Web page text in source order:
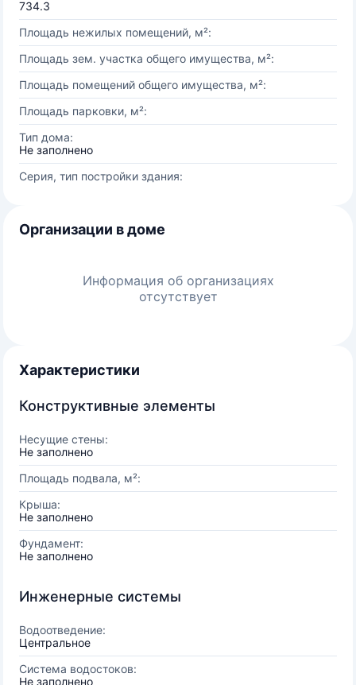
734.3
Площадь нежилых помещений, м²:
Площадь зем. участка общего имущества, м²:
Площадь помещений общего имущества, м²:
Площадь парковки, м²:
Тип дома:
Не заполнено
Серия, тип постройки здания:
Организации в доме
Информация об организациях
отсутствует
Характеристики
Конструктивные элементы
Несущие стены:
Не заполнено
Площадь подвала, м²:
Крыша:
Не заполнено
Фундамент:
Не заполнено
Инженерные системы
Водоотведение:
Центральное
Система водостоков:
Не заполнено